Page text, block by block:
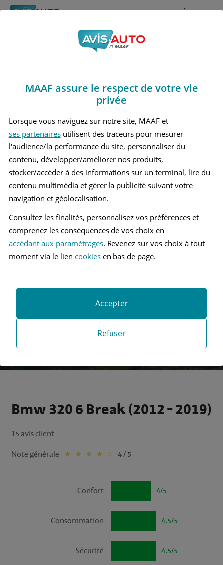
Rechercher À propos
Obtenir un devis d'assurance auto MAAF
Avis Bmw 320 6 Break
(2012 - 2019)
Recherche d'un véhicule
Comparer deux véhicules
Recherche
Recherche avancée
Bmw 320 6 Break (2012 - 2019)
15 avis client
Note générale 4 / 5
4/5
Confort
4.5/5
Consommation
4.5/5
Sécurité
MAAF assure le respect de votre vie
privée
Lorsque vous naviguez sur notre site, MAAF et
ses partenairesutilisent des traceurs pour mesurer
l'audience/la performance du site, personnaliser du
contenu, développer/améliorer nos produits,
stocker/accéder à des informations sur un terminal, lire du
contenu multimédia et gérer la publicité suivant votre
navigation et géolocalisation.
Consultez les finalités, personnalisez vos préférences et
comprenez les conséquences de vos choix en
accédant aux paramétrages. Revenez sur vos choix à tout
moment via le lien cookiesen bas de page.
Refuser
Accepter